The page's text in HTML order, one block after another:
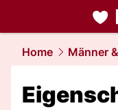
liebe.
Home Männer